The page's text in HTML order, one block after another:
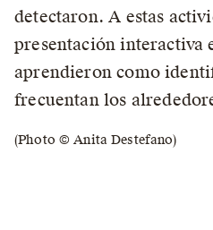
detectaron. A estas
presentación interactiva
aprendieron como
frecuentan los
(Photo © Anita Destefano)